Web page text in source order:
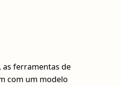
ferramentas de
com um modelo